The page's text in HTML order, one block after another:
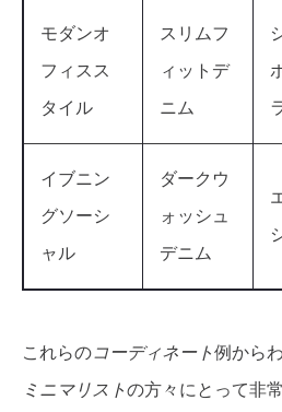
モダンオ
フィスス
タイル
スリムフ
ィットデ
ニム
イブニン
グソーシ
ャル
ダークウ
ォッシュ
デニム
これらのコーディネート例から
ミニマリストの方々にとって非